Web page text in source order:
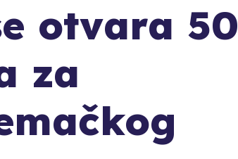
otvara 50
za